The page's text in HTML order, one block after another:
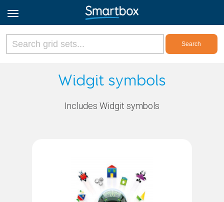
Online Grids
Log in
English
Widgit symbols
Includes Widgit symbols